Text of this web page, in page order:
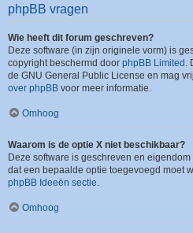
phpBB vragen
Wie heeft dit forum geschreven?
Deze software (in zijn originele vorm) is
copyright beschermd door phpBB Limited .
de GNU General Public License en mag
over phpBB voor meer informatie.
Omhoog
Waarom is de optie X niet beschikbaar?
Deze software is geschreven en
dat een bepaalde optie toegevoegd moet
phpBB Ideeën sectie.
Omhoog